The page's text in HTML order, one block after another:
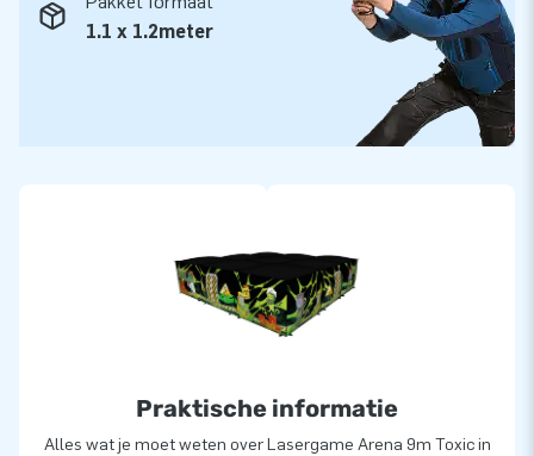
1.1 x 1.2meter
Praktische informatie
Alles wat je moet weten over Lasergame Arena 9m Toxic in